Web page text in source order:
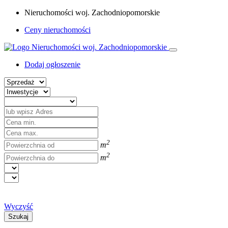
Nieruchomości woj. Zachodniopomorskie
Ceny nieruchomości
Dodaj ogłoszenie
m2
m2
Wyczyść
Szukaj